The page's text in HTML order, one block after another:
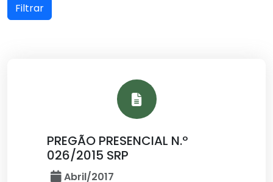
Filtrar
PREGÃO PRESENCIAL N.º
026/2015 SRP
Abril/2017